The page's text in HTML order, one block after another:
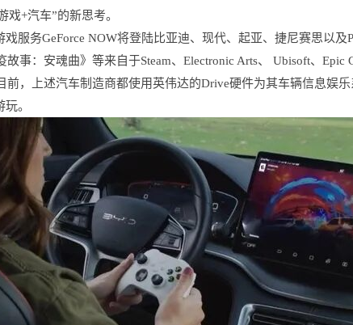
戏+汽车”的新思考。
服务GeForce NOW将登陆比亚迪、现代、起亚、捷尼赛思以及
事：安魂曲》等来自于Steam、Electronic Arts、 Ubisoft、Epic
前，上述汽车制造商都使用英伟达的Drive硬件为其车辆信息娱
。